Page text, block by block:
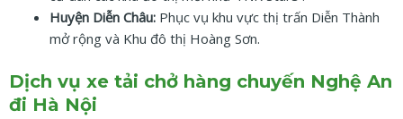
Huyện Diễn Châu: Phục vụ khu vực thị trấn Diễn Thành
mở rộng và Khu đô thị Hoàng Sơn.
Dịch vụ xe tải chở hàng chuyến Nghệ An
đi Hà Nội